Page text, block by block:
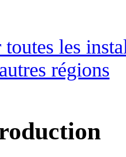
toutes les
régions